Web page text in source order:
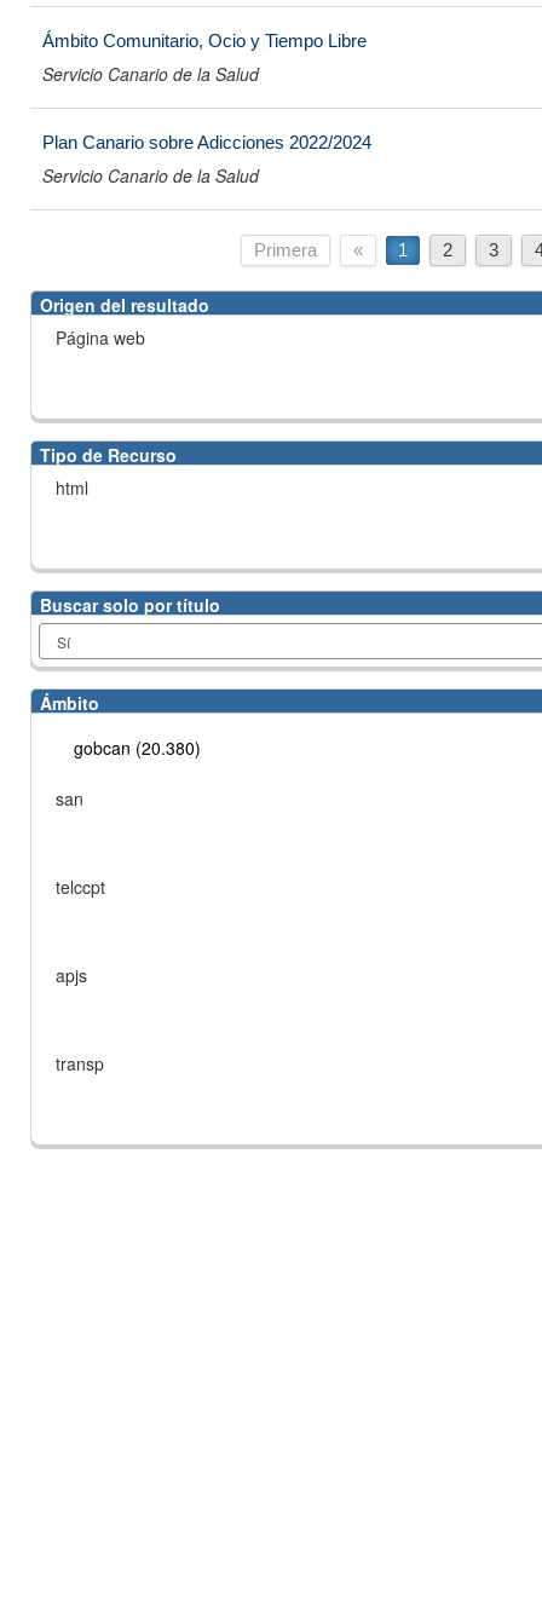
Ámbito Comunitario, Ocio y Tiempo Libre
Servicio Canario de la Salud
Plan Canario sobre Adicciones 2022/2024
Servicio Canario de la Salud
Primera « 1 2 3
Origen del resultado
Página web
Tipo de Recurso
html
Buscar solo por título
Ámbito
gobcan (20.380)
san
telccpt
apjs
transp